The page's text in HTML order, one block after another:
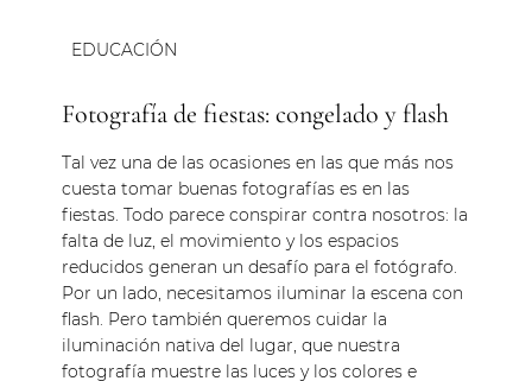
Fotografía de fiestas: congelado y flash
Tal vez una de las ocasiones en las que más nos
cuesta tomar buenas fotografías es en las
fiestas. Todo parece conspirar contra nosotros: la
falta de luz, el movimiento y los espacios
reducidos generan un desafío para el fotógrafo.
Por un lado, necesitamos iluminar la escena con
flash. Pero también queremos cuidar la
iluminación nativa del lugar, que nuestra
fotografía muestre las luces y los colores e
EDUCACIÓN